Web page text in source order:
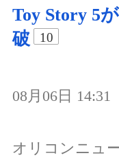
Toy Story 5
破
10
08月06日 14:31
オリコンニュ